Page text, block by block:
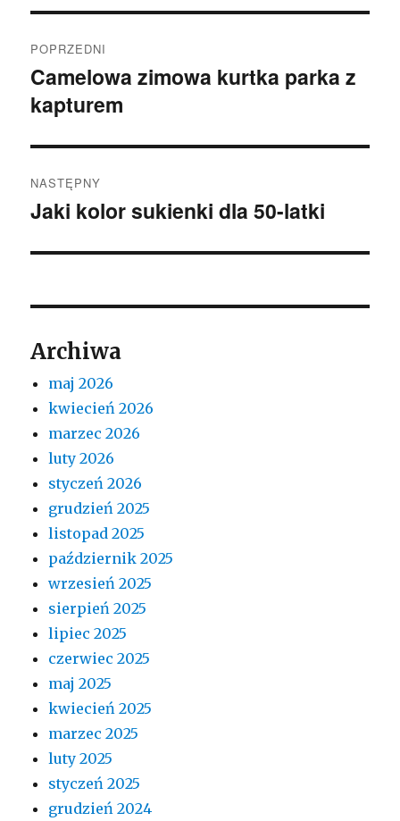
wpisu
POPRZEDNI
Poprzedni
wpis:
Camelowa zimowa kurtka parka z
kapturem
NASTĘPNY
Następny
Jaki kolor sukienki dla 50-latki
Archiwa
maj 2026
kwiecień 2026
marzec 2026
luty 2026
styczeń 2026
grudzień 2025
listopad 2025
październik 2025
wrzesień 2025
sierpień 2025
lipiec 2025
czerwiec 2025
maj 2025
kwiecień 2025
marzec 2025
luty 2025
styczeń 2025
grudzień 2024